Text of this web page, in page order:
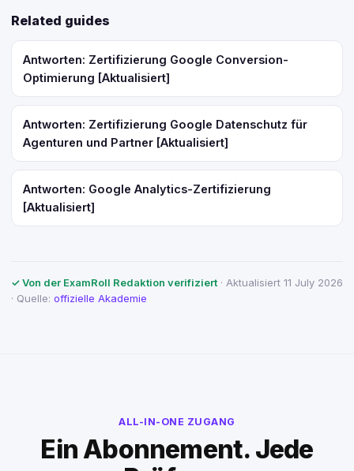
Related guides
Antworten: Zertifizierung Google Conversion-
Optimierung [Aktualisiert]
Antworten: Zertifizierung Google Datenschutz für
Agenturen und Partner [Aktualisiert]
Antworten: Google Analytics-Zertifizierung
[Aktualisiert]
✓ Von der ExamRoll Redaktion verifiziert · Aktualisiert 11 July 2026
· Quelle: offizielle Akademie
ALL-IN-ONE ZUGANG
Ein Abonnement. Jede